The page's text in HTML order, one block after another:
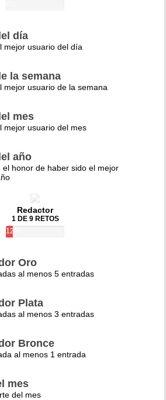
día
mejor usuario del día
la semana
mejor usuario de la semana
mes
mejor usuario del mes
año
el honor de haber sido el mejor
Redactor
1 DE 9 RETOS
12%
Oro
al menos 5 entradas
Plata
al menos 3 entradas
Bronce
al menos 1 entrada
mes
del mes